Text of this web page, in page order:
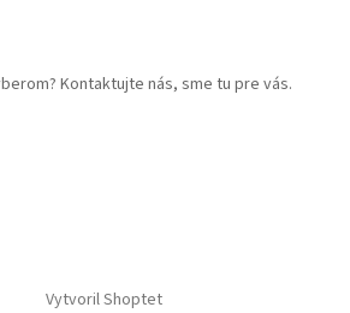
Kontaktujte nás, sme tu pre vás.
Vytvoril Shoptet